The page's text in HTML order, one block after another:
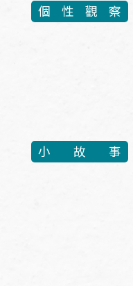
個性觀察
小 故 事